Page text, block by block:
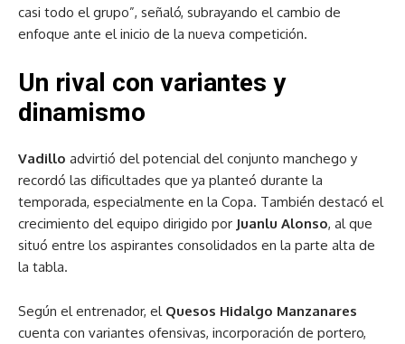
casi todo el grupo”, señaló, subrayando el cambio de
enfoque ante el inicio de la nueva competición.
Un rival con variantes y
dinamismo
Vadillo advirtió del potencial del conjunto manchego y
recordó las dificultades que ya planteó durante la
temporada, especialmente en la Copa. También destacó el
crecimiento del equipo dirigido por Juanlu Alonso, al que
situó entre los aspirantes consolidados en la parte alta de
la tabla.
Según el entrenador, el Quesos Hidalgo Manzanares
cuenta con variantes ofensivas, incorporación de portero,